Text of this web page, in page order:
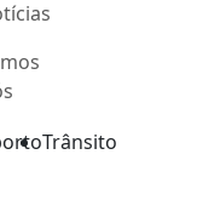
Trânsito